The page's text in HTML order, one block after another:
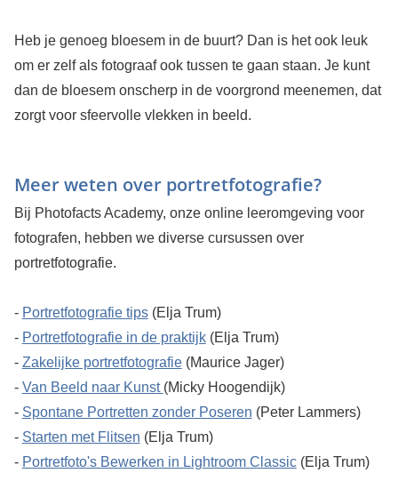
Heb je genoeg bloesem in de buurt? Dan is het ook leuk
om er zelf als fotograaf ook tussen te gaan staan. Je kunt
dan de bloesem onscherp in de voorgrond meenemen, dat
zorgt voor sfeervolle vlekken in beeld.
Meer weten over portretfotografie?
Bij Photofacts Academy, onze online leeromgeving voor
fotografen, hebben we diverse cursussen over
portretfotografie.
- Portretfotografie tips(Elja Trum)
- Portretfotografie in de praktijk(Elja Trum)
- Zakelijke portretfotografie(Maurice Jager)
- Van Beeld naar Kunst (Micky Hoogendijk)
- Spontane Portretten zonder Poseren (Peter Lammers)
- Starten met Flitsen (Elja Trum)
- Portretfoto's Bewerken in Lightroom Classic(Elja Trum)